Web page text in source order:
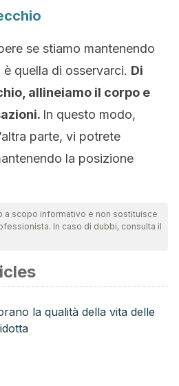
se stiamo mantenendo
quella di osservarci. Di
allineiamo il corpo e
In questo modo,
parte, vi potrete
la posizione
a scopo informativo e non sostituisce
In caso di dubbi, consulta il